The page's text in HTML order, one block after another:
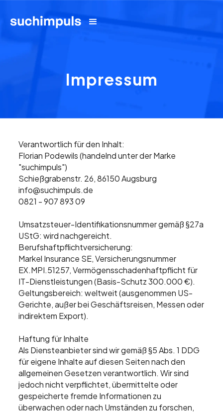
Impressum
Verantwortlich für den Inhalt:
Florian Podewils (handelnd unter der Marke
"suchimpuls")
Schießgrabenstr. 26, 86150 Augsburg
info@suchimpuls.de
0821 - 907 893 09
Umsatzsteuer-Identifikationsnummer gemäß §27a
UStG: wird nachgereicht.
Berufshaftpflichtversicherung:
Markel Insurance SE, Versicherungsnummer
EX.MPI.51257, Vermögensschadenhaftpflicht für
IT-Dienstleistungen (Basis-Schutz 300.000 €).
Geltungsbereich: weltweit (ausgenommen US-
Gerichte, außer bei Geschäftsreisen, Messen oder
indirektem Export).
Haftung für Inhalte
Als Diensteanbieter sind wir gemäß §5 Abs. 1 DDG
für eigene Inhalte auf diesen Seiten nach den
allgemeinen Gesetzen verantwortlich. Wir sind
jedoch nicht verpflichtet, übermittelte oder
gespeicherte fremde Informationen zu
überwachen oder nach Umständen zu forschen,